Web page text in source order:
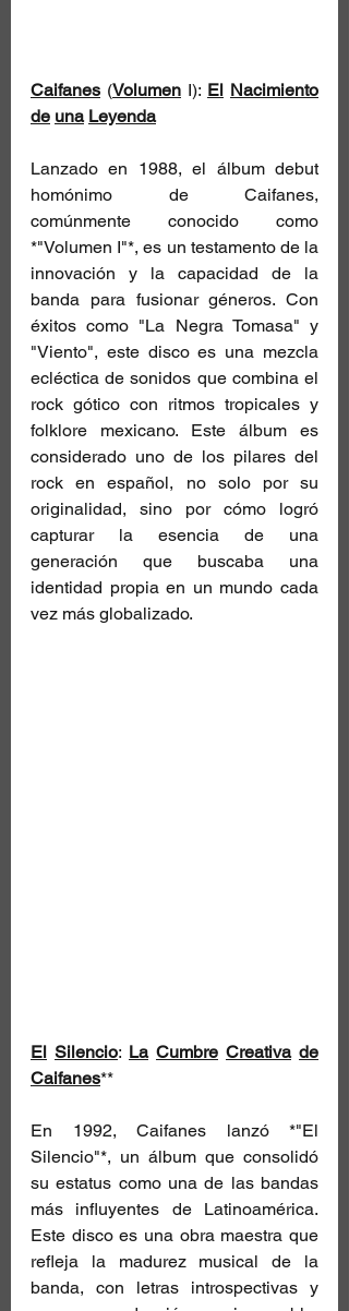
Caifanes (Volumen I): El Nacimiento
de una Leyenda
Lanzado en 1988, el álbum debut
homónimo de Caifanes,
comúnmente conocido como
*"Volumen I"*, es un testamento de la
innovación y la capacidad de la
banda para fusionar géneros. Con
éxitos como "La Negra Tomasa" y
"Viento", este disco es una mezcla
ecléctica de sonidos que combina el
rock gótico con ritmos tropicales y
folklore mexicano. Este álbum es
considerado uno de los pilares del
rock en español, no solo por su
originalidad, sino por cómo logró
capturar la esencia de una
generación que buscaba una
identidad propia en un mundo cada
vez más globalizado.
El Silencio: La Cumbre Creativa de
Caifanes**
En 1992, Caifanes lanzó *"El
Silencio"*, un álbum que consolidó
su estatus como una de las bandas
más influyentes de Latinoamérica.
Este disco es una obra maestra que
refleja la madurez musical de la
banda, con letras introspectivas y